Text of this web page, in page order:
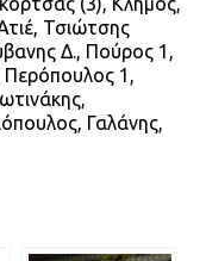
Τσιώτσης
Δ., Πούρος 1,
1,
Γαλάνης,